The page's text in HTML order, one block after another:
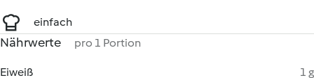
einfach
Nährwerte pro 1 Portion
Eiweiß
1 g